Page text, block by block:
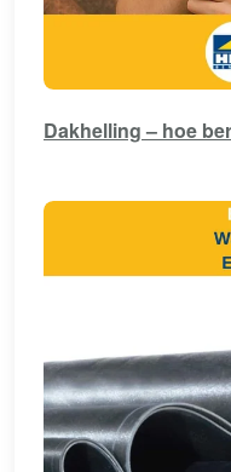
Dakhelling – hoe